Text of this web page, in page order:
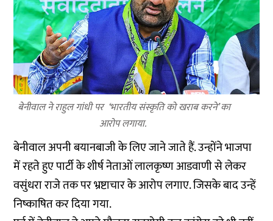
बेनीवाल ने राहुल गांधी पर ‘भारतीय संस्कृति को खराब करने’ का
आरोप लगाया.
बेनीवाल अपनी बयानबाजी के लिए जाने जाते हैं. उन्होंने भाजपा
में रहते हुए पार्टी के शीर्ष नेताओं लालकृष्ण आडवाणी से लेकर
वसुंधरा राजे तक पर भ्रष्टाचार के आरोप लगाए. जिसके बाद उन्हें
निष्काषित कर दिया गया.